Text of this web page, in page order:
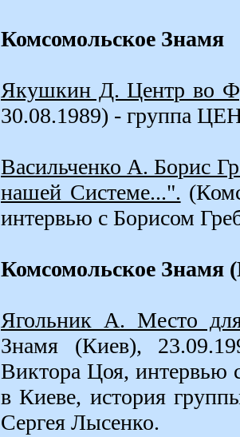
Комсомольское Знамя
Якушкин Д. Центр во
30.08.1989) - группа
Васильченко А. Борис
нашей Системе...".
интервью с Борисом
Комсомольское Знамя
Ягольник А. Место
Знамя (Киев),
Виктора Цоя, интервью
в Киеве, история
Сергея Лысенко.